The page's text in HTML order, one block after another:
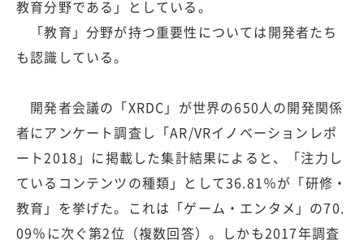
教育分野である」としている。
「教育」分野が持つ重要性については開発者たち
も認識している。
開発者会議の「XRDC」が世界の650人の開発関係
者にアンケート調査し「AR/VRイノベーションレポ
ート2018」に掲載した集計結果によると、「注力し
ているコンテンツの種類」として36.81％が「研修・
教育」を挙げた。これは「ゲーム・エンタメ」の70.
09％に次ぐ第2位（複数回答）。しかも2017年調査